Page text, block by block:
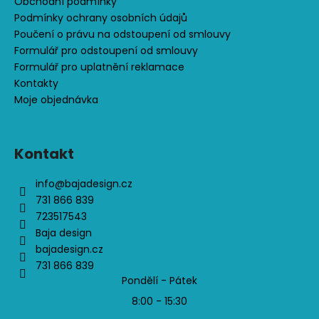
Podmínky ochrany osobních údajů
Poučení o právu na odstoupení od smlouvy
Formulář pro odstoupení od smlouvy
Formulář pro uplatnění reklamace
Kontakty
Moje objednávka
Kontakt
info@bajadesign.cz
731 866 839
723517543
Baja design
bajadesign.cz
731 866 839
Pondělí - Pátek
8:00 - 15:30